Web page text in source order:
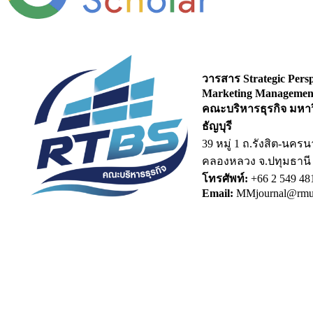
วารสาร Strategic
Marketing
คณะบริหารธุรกิจ มหา
ธัญบุรี
39 หมู่ 1 ถ.รังสิต-นคร
คลองหลวง จ.ปทุมธานี
โทรศัพท์: +66 2 549
Email: